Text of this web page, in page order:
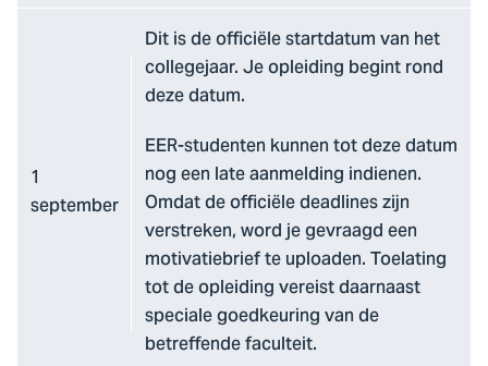
1
september
Dit is de officiële startdatum van het
collegejaar. Je opleiding begint rond
deze datum.
EER-studenten kunnen tot deze datum
nog een late aanmelding indienen.
Omdat de officiële deadlines zijn
verstreken, word je gevraagd een
motivatiebrief te uploaden. Toelating
tot de opleiding vereist daarnaast
speciale goedkeuring van de
betreffende faculteit.